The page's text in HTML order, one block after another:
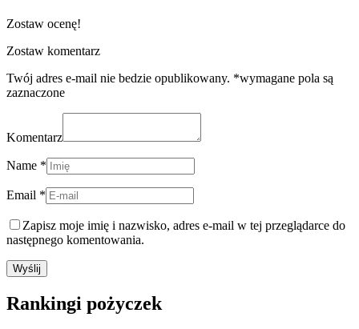
Zostaw ocenę!
Zostaw komentarz
Twój adres e-mail nie bedzie opublikowany. *wymagane pola są
zaznaczone
Komentarz
Name *
Email *
Zapisz moje imię i nazwisko, adres e-mail w tej przeglądarce do
następnego komentowania.
Rankingi pożyczek